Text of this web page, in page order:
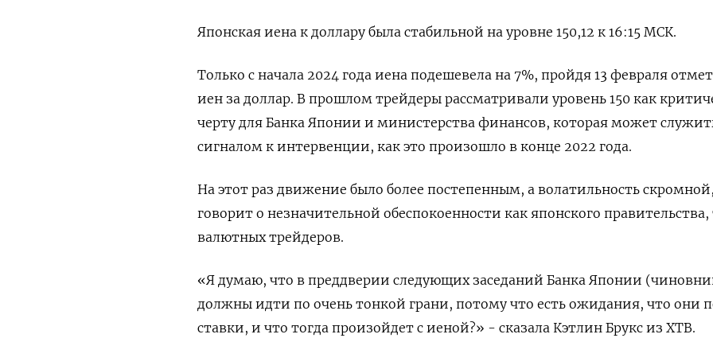
Японская иена к доллару была стабильной на уровне 150,12 к 16:15 МСК.
Только с начала 2024 года иена подешевела на 7%, пройдя 13 февраля
иен за доллар. В прошлом трейдеры рассматривали уровень 150 как
черту для Банка Японии и министерства финансов, которая может
сигналом к интервенции, как это произошло в конце 2022 года.
На этот раз движение было более постепенным, а волатильность
говорит о незначительной обеспокоенности как японского правительства,
валютных трейдеров.
«Я думаю, что в преддверии следующих заседаний Банка Японии
должны идти по очень тонкой грани, потому что есть ожидания, что они
ставки, и что тогда произойдет с иеной?» - сказала Кэтлин Брукс из XTB.